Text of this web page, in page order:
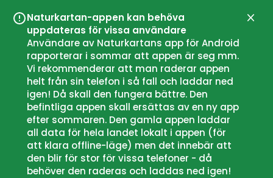
Naturkartan-appen kan behöva
uppdateras för vissa användare
Användare av Naturkartans app för Android
rapporterar i sommar att appen är seg mm.
Vi rekommenderar att man raderar appen
helt från sin telefon i så fall och laddar ned
igen! Då skall den fungera bättre. Den
befintliga appen skall ersättas av en ny app
efter sommaren. Den gamla appen laddar
all data för hela landet lokalt i appen (för
att klara offline-läge) men det innebär att
den blir för stor för vissa telefoner - då
behöver den raderas och laddas ned igen!
Sulje